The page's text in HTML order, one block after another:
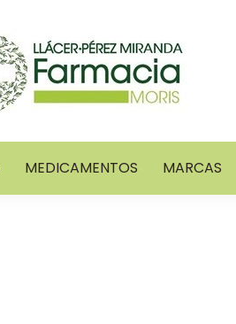
MEDICAMENTOS MARCAS